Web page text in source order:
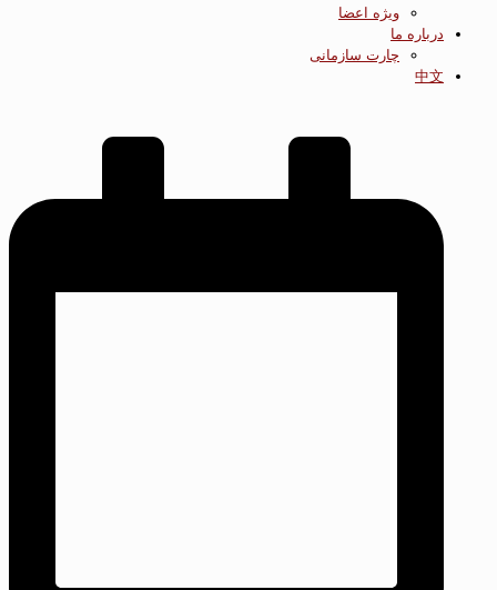
ویژه اعضا
درباره ما
چارت سازمانی
中文